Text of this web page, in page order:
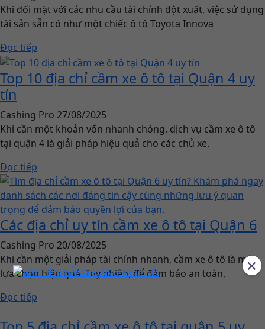
Khi đối mặt với các nhu cầu tài chính đột xuất, việc sử dụng
tài sản sẵn có như một chiếc ô tô Toyota Innova
Đọc tiếp
Top 10 địa chỉ cầm xe ô tô tại Quận 4 uy
tín
Cashing Pro 27/08/2025
Khi cần một khoản vốn nhanh chóng, dịch vụ cầm xe ô tô
tại quận 4 là giải pháp hiệu quả cho các chủ xe.
Đọc tiếp
Các địa chỉ uy tín cầm xe ô tô tại Quận 6
Cashing Pro 20/08/2025
Khi cần một giải pháp tài chính nhanh, cầm xe ô tô là một
lựa chọn hiệu quả. Tuy nhiên, để đảm bảo an toàn,
Đọc tiếp
×